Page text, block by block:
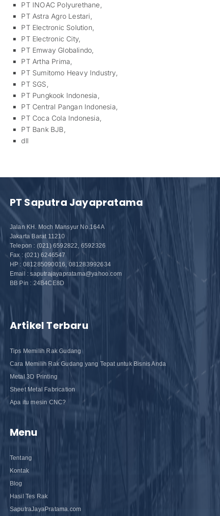
PT INOAC Polyurethane,
PT Astra Agro Lestari,
PT Electronic Solution,
PT Electronic City,
PT Emway Globalindo,
PT Artha Prima,
PT Sumitomo Heavy Industry,
PT SGS,
PT Pungkook Indonesia,
PT Central Pangan Indonesia,
PT Coca Cola Indonesia,
PT Bank BJB,
dll
PT Saputra Jayapratama
Jalan KH. Moch Mansyur No.164A
Jakarta Barat 11210
Telepon : (021) 6592822, 6592326
Fax : (021) 6246547
HP : 081285090016, 081283992634
Email : saputrajayapratama@yahoo.com
BB Pin : 24B4CE8D
Artikel Terbaru
Tips Memilih Rak Gudang
Cara Memilih Rak Gudang yang Tepat untuk Bisnis Anda
Metal 3D Printing
Sheet Metal Fabrication
Apa itu mesin CNC?
Menu
Tentang
Kontak
Blog
Hasil Tes Rak
SaputraJayaPratama.com